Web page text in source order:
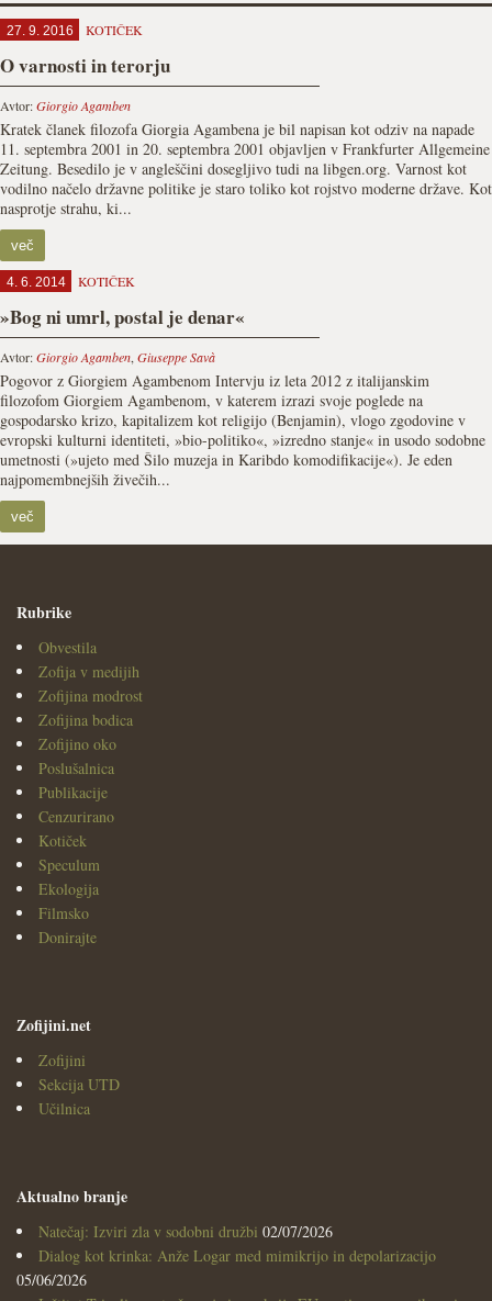
27. 9. 2016 KOTIČEK
O varnosti in terorju
Avtor:Giorgio Agamben
Kratek članek filozofa Giorgia Agambena je bil napisan kot odziv na napade
11. septembra 2001 in 20. septembra 2001 objavljen v Frankfurter Allgemeine
Zeitung. Besedilo je v angleščini dosegljivo tudi na libgen.org. Varnost kot
vodilno načelo državne politike je staro toliko kot rojstvo moderne države. Kot
nasprotje strahu, ki...
več
4. 6. 2014 KOTIČEK
»Bog ni umrl, postal je denar«
Avtor:Giorgio Agamben, Giuseppe Savà
Pogovor z Giorgiem Agambenom Intervju iz leta 2012 z italijanskim
filozofom Giorgiem Agambenom, v katerem izrazi svoje poglede na
gospodarsko krizo, kapitalizem kot religijo (Benjamin), vlogo zgodovine v
evropski kulturni identiteti, »bio-politiko«, »izredno stanje« in usodo sodobne
umetnosti (»ujeto med Šilo muzeja in Karibdo komodifikacije«). Je eden
najpomembnejših živečih...
več
Rubrike
Obvestila
Zofija v medijih
Zofijina modrost
Zofijina bodica
Zofijino oko
Poslušalnica
Publikacije
Cenzurirano
Kotiček
Speculum
Ekologija
Filmsko
Donirajte
Zofijini.net
Zofijini
Sekcija UTD
Učilnica
Aktualno branje
Natečaj: Izviri zla v sodobni družbi 02/07/2026
Dialog kot krinka: Anže Logar med mimikrijo in depolarizacijo
05/06/2026